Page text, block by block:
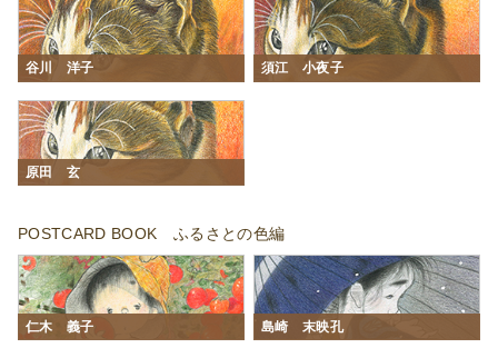
谷川 洋子 須江 小夜子
原田 玄
POSTCARD BOOK ふるさとの色編
仁木 義子 島崎 末映孔